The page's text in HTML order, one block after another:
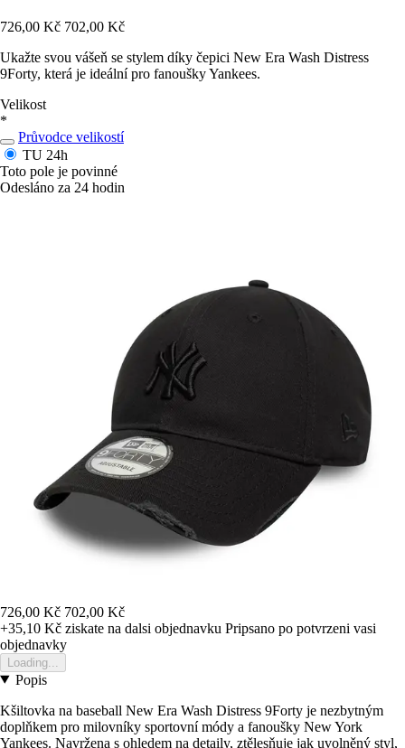
726,00 Kč 702,00 Kč
Ukažte svou vášeň se stylem díky čepici New Era Wash Distress
9Forty, která je ideální pro fanoušky Yankees.
Velikost
*
Průvodce velikostí
TU 24h
Toto pole je povinné
Odesláno za 24 hodin
726,00 Kč 702,00 Kč
+35,10 Kč ziskate na dalsi objednavku Pripsano po potvrzeni vasi
objednavky
Loading...
Popis
Kšiltovka na baseball New Era Wash Distress 9Forty je nezbytným
doplňkem pro milovníky sportovní módy a fanoušky New York
Yankees. Navržena s ohledem na detaily, ztělesňuje jak uvolněný styl,